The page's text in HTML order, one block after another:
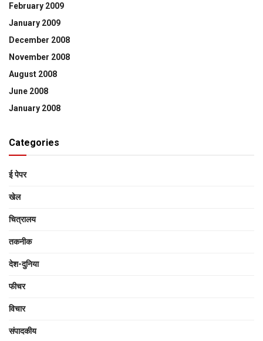
February 2009
January 2009
December 2008
November 2008
August 2008
June 2008
January 2008
Categories
ई पेपर
खेल
चित्रालय
तकनीक
देश-दुनिया
फीचर
विचार
संपादकीय